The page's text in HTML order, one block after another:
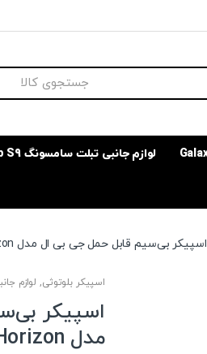
لوازم جانبی تبلت سامسونگ Galaxy Tab S9
اسپیکر بی‌سیم قابل حمل جی بی ال مدل Horizon
اسپیکر بلوتوثی, لوازم
اسپیکر
مدل Horizon